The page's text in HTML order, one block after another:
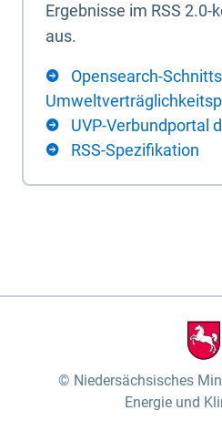
Ergebnisse im RSS
aus.
Opensearch-
UVP-Verbundportal
RSS-Spezifikation
Niedersächsisches
Energie und